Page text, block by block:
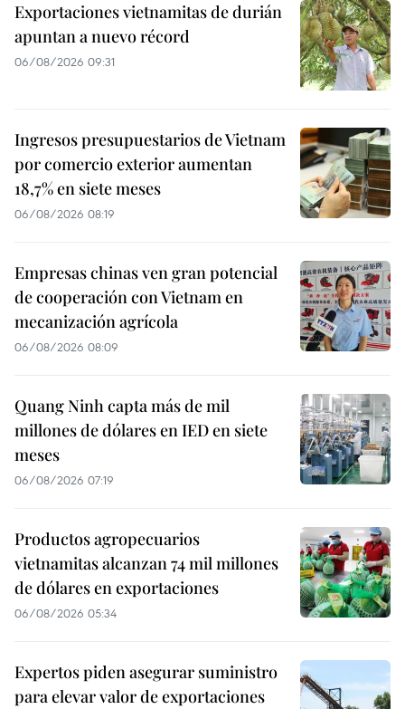
Exportaciones vietnamitas de durián
apuntan a nuevo récord
06/08/2026 09:31
Ingresos presupuestarios de Vietnam
por comercio exterior aumentan
18,7% en siete meses
06/08/2026 08:19
Empresas chinas ven gran potencial
de cooperación con Vietnam en
mecanización agrícola
06/08/2026 08:09
Quang Ninh capta más de mil
millones de dólares en IED en siete
meses
06/08/2026 07:19
Productos agropecuarios
vietnamitas alcanzan 74 mil millones
de dólares en exportaciones
06/08/2026 05:34
Expertos piden asegurar suministro
para elevar valor de exportaciones